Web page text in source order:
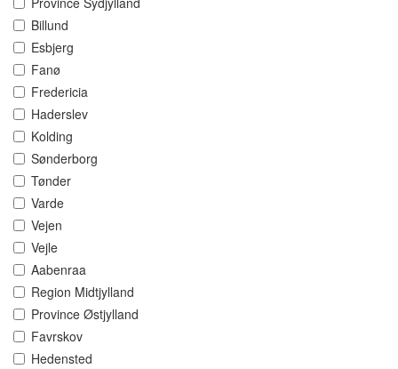
Billund
Esbjerg
Fanø
Fredericia
Haderslev
Kolding
Sønderborg
Tønder
Varde
Vejen
Vejle
Aabenraa
Region Midtjylland
Province Østjylland
Favrskov
Hedensted